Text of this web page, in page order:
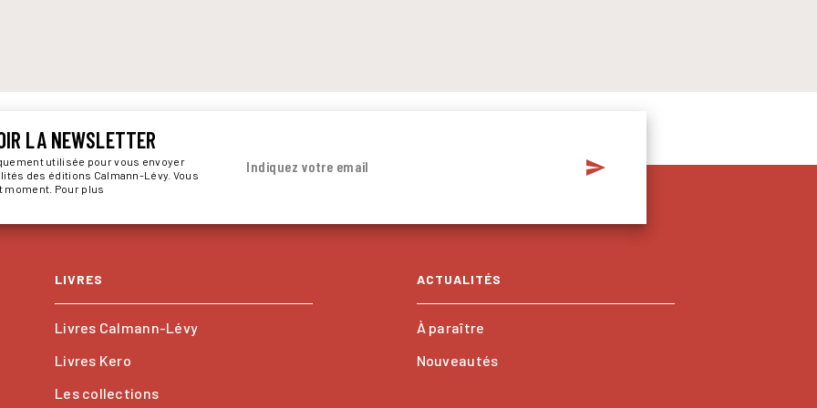
LA NEWSLETTER
utilisée pour vous envoyer
des éditions Calmann-Lévy. Vous
moment. Pour plus
Indiquez votre email send
LIVRES
Livres Calmann-Lévy
Livres Kero
Les collections
ACTUALITÉS
À paraître
Nouveautés